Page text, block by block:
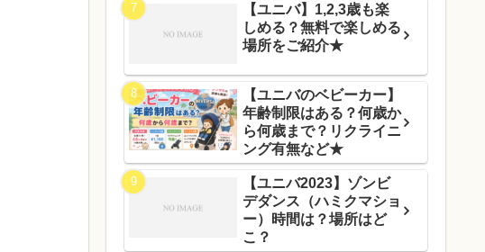
【ユニバ】1,2,3歳も楽
しめる？無料で楽しめる
場所をご紹介★
【ユニバのベビーカー】
年齢制限はある？何歳か
ら何歳まで？リクライニ
ング有無など★
【ユニバ2023】ゾンビ
デダンス（ハミクマショ
ー）時間は？場所はど
こ？